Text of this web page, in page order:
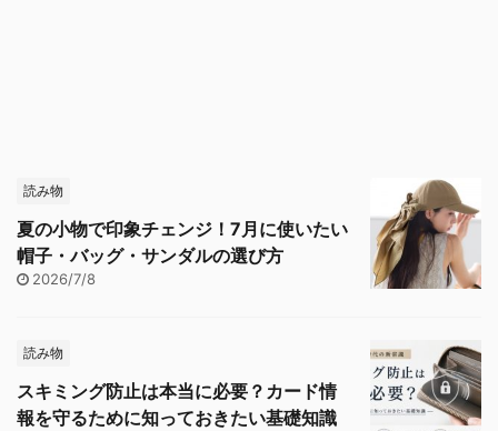
読み物
夏の小物で印象チェンジ！7月に使いたい
帽子・バッグ・サンダルの選び方
2026/7/8
読み物
スキミング防止は本当に必要？カード情
報を守るために知っておきたい基礎知識